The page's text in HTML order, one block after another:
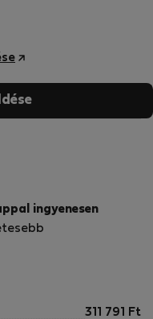
ingyenesen
311 791
Ft